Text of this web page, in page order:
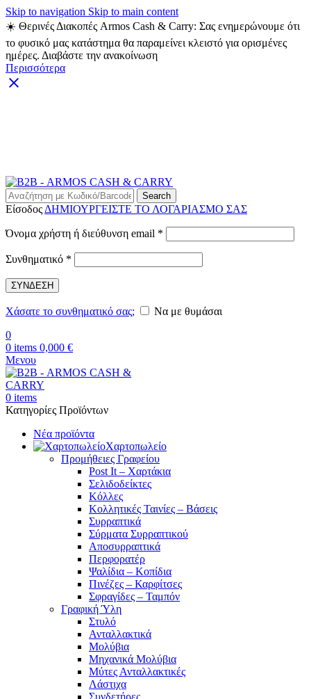
Skip to navigation Skip to main content
☀️ Θερινές Διακοπές Armos Cash & Carry: Σας ενημερώνουμε ότι
το φυσικό μας κατάστημα θα παραμείνει κλειστό για ορισμένες
ημέρες. Διαβάστε την ανακοίνωση
Περισσότερα
Search
Είσοδος ΔΗΜΙΟΥΡΓΕΙΣΤΕ ΤΟ ΛΟΓΑΡΙΑΣΜΟ ΣΑΣ
Όνομα χρήστη ή διεύθυνση email *
Συνθηματικό *
ΣΥΝΔΕΣΗ
Χάσατε το συνθηματικό σας;
Να με θυμάσαι
0
0 items 0,000 €
Μενου
0 items
Κατηγορίες Προϊόντων
Νέα προϊόντα
Χαρτοπωλείο
Προμήθειες Γραφείου
Post It – Χαρτάκια
Σελιδοδείκτες
Κόλλες
Κολλητικές Ταινίες – Βάσεις
Συρραπτικά
Σύρματα Συρραπτικού
Αποσυρραπτικά
Περφορατέρ
Ψαλίδια – Κοπίδια
Πινέζες – Καρφίτσες
Σφραγίδες – Ταμπόν
Γραφική Ύλη
Στυλό
Ανταλλακτικά
Μολύβια
Μηχανικά Μολύβια
Μύτες Ανταλλακτικές
Λάστιχα
Συνδετήρες